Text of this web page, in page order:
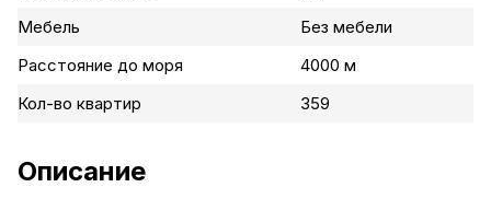
Мебель
Без мебели
Расстояние до моря
4000 м
Кол-во квартир
359
Описание